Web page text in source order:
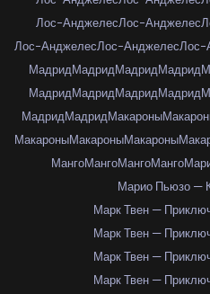
Лос-АнджелесЛос-Анджелес
Лос-АнджелесЛос-АнджелесЛос-
МадридМадридМадридМадрид
МадридМадридМадридМадрид
МадридМадридМакароны
МакароныМакароныМакароны
МангоМангоМангоМанго
Марио Пьюзо —
Марк Твен —
Марк Твен —
Марк Твен —
Марк Твен —